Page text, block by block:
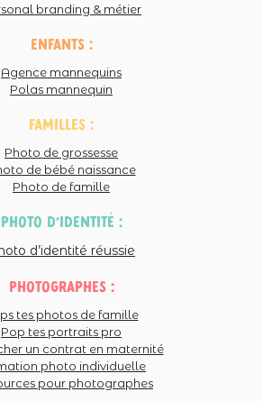
branding & métier
enfants :
Agence mannequins
Polas mannequin
familles :
Photo de grossesse
de bébé naissance
Photo de famille
photo d'identité :
d’identité réussie
photographes :
tes photos de famille
Pop tes portraits pro
un contrat en maternité
photo individuelle
pour photographes